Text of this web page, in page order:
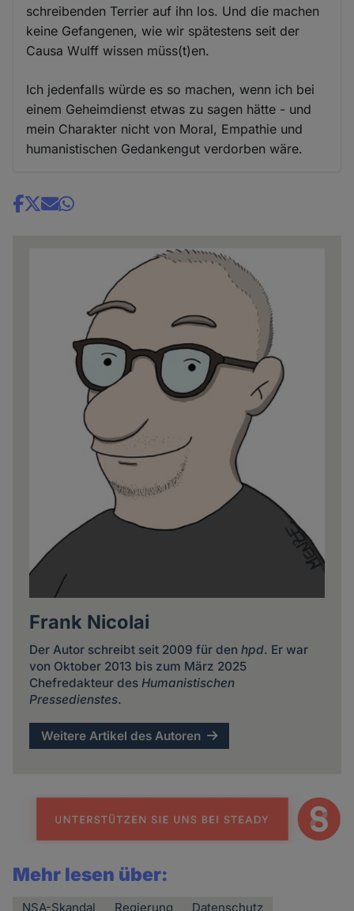
schreibenden Terrier auf ihn los. Und die machen
keine Gefangenen, wie wir spätestens seit der
Causa Wulff wissen müss(t)en.
Ich jedenfalls würde es so machen, wenn ich bei
einem Geheimdienst etwas zu sagen hätte - und
mein Charakter nicht von Moral, Empathie und
humanistischen Gedankengut verdorben wäre.
Share
Frank Nicolai
Der Autor schreibt seit 2009 für den hpd. Er war
von Oktober 2013 bis zum März 2025
Chefredakteur des Humanistischen
Pressedienstes.
Weitere Artikel des Autoren
Mehr lesen über:
NSA-Skandal Regierung Datenschutz